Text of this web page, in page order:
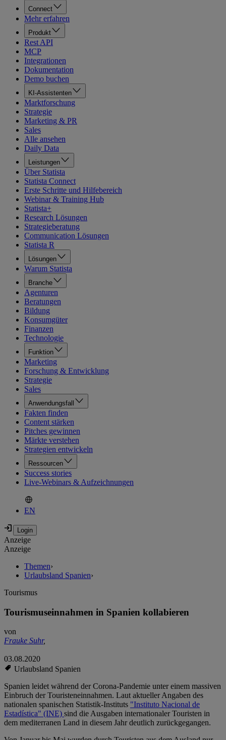
Connect
Mehr erfahren
Produkt
Rest API
MCP
Integrationen
Dokumentation
Demo buchen
KI-Assistenten
Marktforschung
Strategie
Marketing & PR
Sales
Alle ansehen
Daily Data
Leistungen
Über Statista
Statista Connect
Erste Schritte und Hilfebereich
Webinar & Training Hub
Statista+
Research Lösungen
Strategieberatung
Communication Lösungen
Statista R
Lösungen
Warum Statista
Branche
Agenturen
Beratungen
Bildung
Konsumgüter
Finanzen
Technologie
Funktion
Marketing
Forschung & Entwicklung
Strategie
Sales
Anwendungsfall
Fakten finden
Content stärken
Pitches gewinnen
Märkte verstehen
Strategien entwickeln
Ressourcen
Success stories
Live-Webinars & Aufzeichnungen
EN
Anzeige
Anzeige
Themen›
Urlaubsland Spanien›
Tourismus
Tourismuseinnahmen in Spanien kollabieren
von
Frauke Suhr,
03.08.2020
Urlaubsland Spanien
Spanien leidet während der Corona-Pandemie unter einem massiven
Einbruch der Touristeneinnahmen. Laut aktueller Angaben des
nationalen spanischen Statistik-Instituts "Instituto Nacional de
Estadística" (INE) sind die Ausgaben internationaler Touristen in
dem mediterranen Land in diesem Jahr deutlich zurückgegangen.